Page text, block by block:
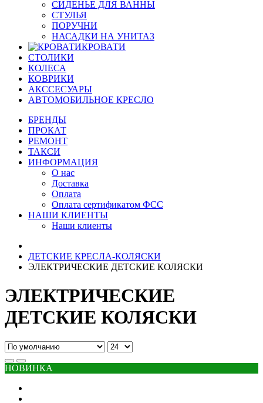
СИДЕНЬЕ ДЛЯ ВАННЫ
СТУЛЬЯ
ПОРУЧНИ
НАСАДКИ НА УНИТАЗ
КРОВАТИ
СТОЛИКИ
КОЛЕСА
КОВРИКИ
АКССЕСУАРЫ
АВТОМОБИЛЬНОЕ КРЕСЛО
БРЕНДЫ
ПРОКАТ
РЕМОНТ
ТАКСИ
ИНФОРМАЦИЯ
О нас
Доставка
Оплата
Оплата сертификатом ФСС
НАШИ КЛИЕНТЫ
Наши клиенты
ДЕТСКИЕ КРЕСЛА-КОЛЯСКИ
ЭЛЕКТРИЧЕСКИЕ ДЕТСКИЕ КОЛЯСКИ
ЭЛЕКТРИЧЕСКИЕ
ДЕТСКИЕ КОЛЯСКИ
НОВИНКА